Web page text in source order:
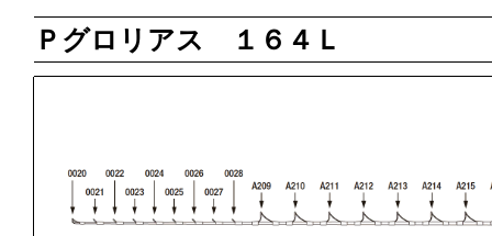
Ｐグロリアス １６４Ｌ